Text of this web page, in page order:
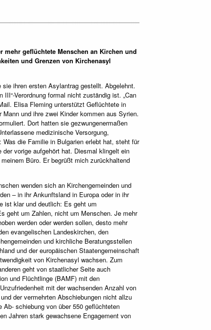
geflüchtete Menschen an Kirchen und
und Grenzen von Kirchenasyl
ihren ersten Asylantrag gestellt. Abgelehnt.
Verordnung formal nicht zuständig ist. „Can
Elisa Fleming unterstützt Geflüchtete in
und ihre zwei Kinder kommen aus Syrien.
Dort hatten sie gezwungenermaßen
medizinische Versorgung,
die Familie in Bulgarien erlebt hat, steht für
vorige aufgehört hat. Diesmal klingelt ein
Büro. Er begrüßt mich zurückhaltend
wenden sich an Kirchengemeinden und
– in ihr Ankunftsland in Europa oder in ihr
ist klar und deutlich: Es geht um
geht um Zahlen, nicht um Menschen. Je mehr
werden oder werden sollen, desto mehr
evangelischen Landeskirchen, den
und kirchliche Beratungsstellen
und der europäischen Staatengemeinschaft
von Kirchenasyl wachsen. Zum
geht von staatlicher Seite auch
und Flüchtlinge (BAMF) mit den
mit der wachsenden Anzahl von
der vermehrten Abschiebungen nicht allzu
schiebung von über 550 geflüchteten
Jahren stark gewachsene Engagement von